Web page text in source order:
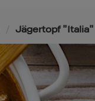
Jägertopf "Italia"